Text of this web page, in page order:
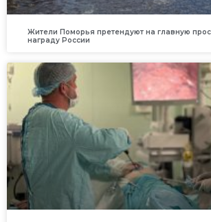
Жители Поморья претендуют на главную
награду России